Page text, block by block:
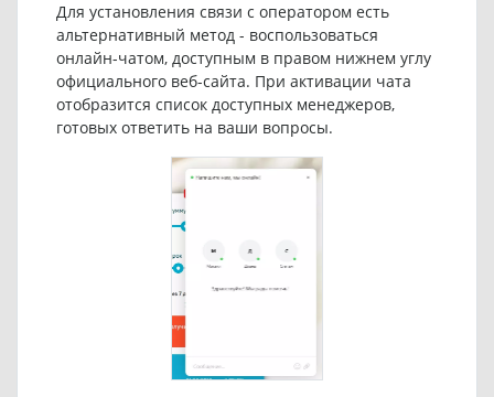
Для установления связи с оператором есть
альтернативный метод - воспользоваться
онлайн-чатом, доступным в правом нижнем углу
официального веб-сайта. При активации чата
отобразится список доступных менеджеров,
готовых ответить на ваши вопросы.